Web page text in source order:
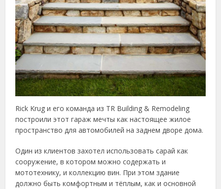
Rick Krug и его команда из TR Building & Remodeling
построили этот гараж мечты как настоящее жилое
пространство для автомобилей на заднем дворе дома.
Один из клиентов захотел использовать сарай как
сооружение, в котором можно содержать и
мототехнику, и коллекцию вин. При этом здание
должно быть комфортным и тёплым, как и основной